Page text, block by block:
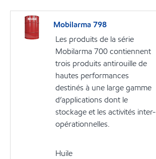
Mobilarma 798
Les produits de la série
Mobilarma 700 contiennent
trois produits antirouille de
hautes performances
destinés à une large gamme
d’applications dont le
stockage et les activités inter-
opérationnelles.
Huile